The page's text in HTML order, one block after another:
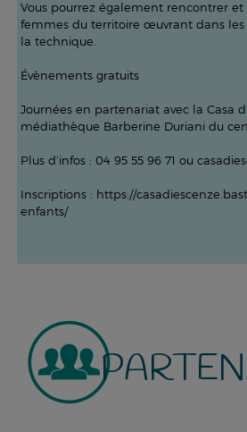
Vous pourrez également rencontrer et
femmes du territoire œuvrant dans les
la technique.
Évènements gratuits
Journées en partenariat avec la Casa
médiathèque Barberine Duriani du
Plus d’infos : 04 95 55 96 71 ou
Inscriptions : https://
enfants/